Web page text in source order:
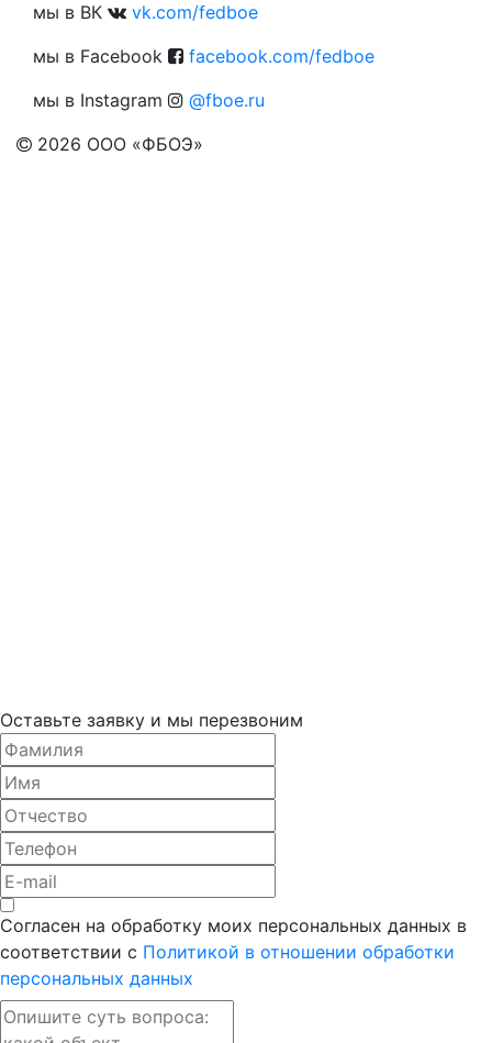
мы в ВК
vk.com/fedboe
мы в Facebook
facebook.com/fedboe
мы в Instagram
@fboe.ru
2026 ООО «ФБОЭ»
Оставьте заявку и мы перезвоним
Согласен на обработку моих персональных данных в
соответствии с Политикой в отношении обработки
персональных данных